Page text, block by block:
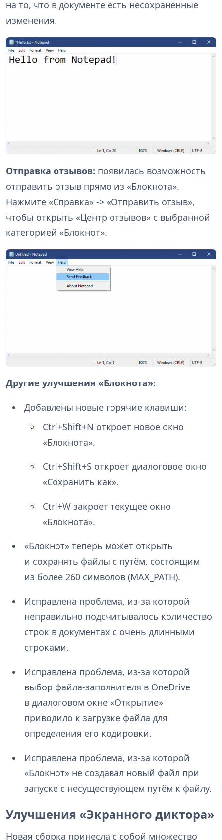
на то, что в документе есть несохранённые
изменения.
Отправка отзывов: появилась возможность
отправить отзыв прямо из «Блокнота».
Нажмите «Справка» -> «Отправить отзыв»,
чтобы открыть «Центр отзывов» с выбранной
категорией «Блокнот».
Другие улучшения «Блокнота»:
Добавлены новые горячие клавиши:
Ctrl+Shift+N откроет новое окно
«Блокнота».
Ctrl+Shift+S откроет диалоговое окно
«Сохранить как».
Ctrl+W закроет текущее окно
«Блокнота».
«Блокнот» теперь может открыть
и сохранять файлы с путём, состоящим
из более 260 символов (MAX_PATH).
Исправлена проблема, из-за которой
неправильно подсчитывалось количество
строк в документах с очень длинными
строками.
Исправлена проблема, из-за которой
выбор файла-заполнителя в OneDrive
в диалоговом окне «Открытие»
приводило к загрузке файла для
определения его кодировки.
Исправлена проблема, из-за которой
«Блокнот» не создавал новый файл при
запуске с несуществующем путём к файлу.
Улучшения «Экранного диктора»
Новая сборка принесла с собой множество